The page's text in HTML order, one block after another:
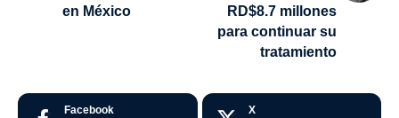
en México
RD$8.7 millones
para continuar su
tratamiento
Facebook X